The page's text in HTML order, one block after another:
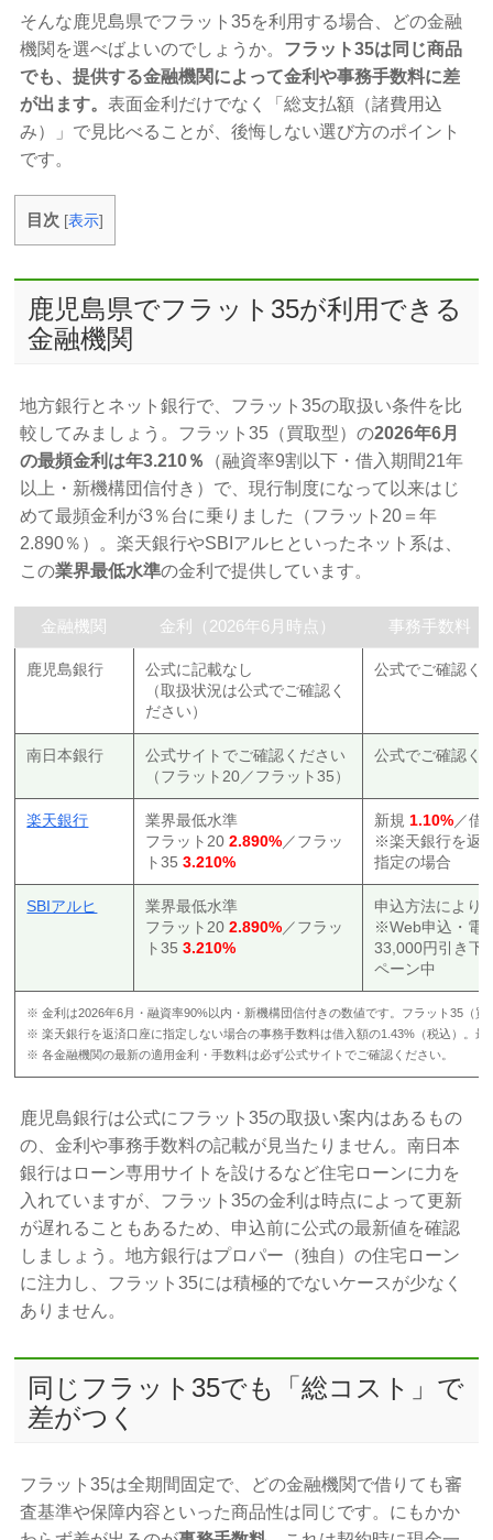
そんな鹿児島県でフラット35を利用する場合、どの金融
機関を選べばよいのでしょうか。 フラット35は同じ商品
でも、提供する金融機関によって金利や事務手数料に差
が出ます。表面金利だけでなく「総支払額（諸費用込
み）」で見比べることが、後悔しない選び方のポイント
です。
目次 [表示]
鹿児島県でフラット35が利用できる
金融機関
地方銀行とネット銀行で、フラット35の取扱い条件を比
較してみましょう。フラット35（買取型）の2026年6月
の最頻金利は年3.210％
（融資率9割以下・借入期間21年
以上・新機構団信付き）で、現行制度になって以来はじ
めて最頻金利が3％台に乗りました（フラット20＝年
2.890％）。楽天銀行やSBIアルヒといったネット系は、
この業界最低水準の金利で提供しています。
金融機関 金利（2026年6月時点） 事務手数料（
鹿児島銀行
公式に記載なし
（取扱状況は公式でご確認く
ださい）
公式でご確認く
南日本銀行
公式サイトでご確認ください
（フラット20／フラット35）
公式でご確認く
楽天銀行
業界最低水準
フラット202.890% ／フラッ
ト353.210%
新規 1.10% ／借
※楽天銀行を返
指定の場合
SBIアルヒ
業界最低水準
フラット202.890% ／フラッ
ト353.210%
申込方法により
※Web申込・電
33,000円引き下
ペーン中
※ 金利は2026年6月・融資率90%以内・新機構団信付きの数値です。フラット35（
※ 楽天銀行を返済口座に指定しない場合の事務手数料は借入額の1.43%（税込）。
※ 各金融機関の最新の適用金利・手数料は必ず公式サイトでご確認ください。
鹿児島銀行は公式にフラット35の取扱い案内はあるもの
の、金利や事務手数料の記載が見当たりません。南日本
銀行はローン専用サイトを設けるなど住宅ローンに力を
入れていますが、フラット35の金利は時点によって更新
が遅れることもあるため、申込前に公式の最新値を確認
しましょう。地方銀行はプロパー（独自）の住宅ローン
に注力し、フラット35には積極的でないケースが少なく
ありません。
同じフラット35でも「総コスト」で
差がつく
フラット35は全期間固定で、どの金融機関で借りても審
査基準や保障内容といった商品性は同じです。にもかか